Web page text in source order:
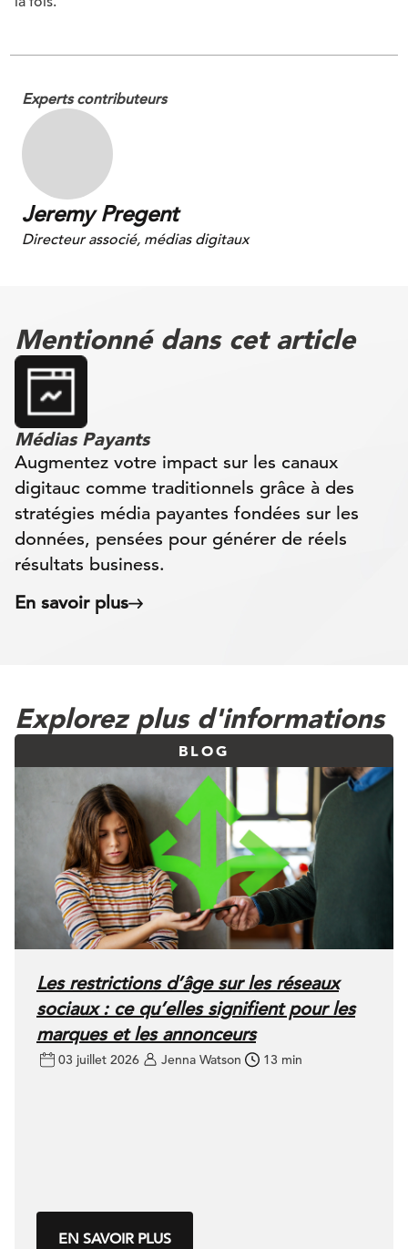
Experts contributeurs
Jeremy Pregent
Directeur associé, médias digitaux
Mentionné dans cet article
Médias Payants
Augmentez votre impact sur les canaux
digitauc comme traditionnels grâce à des
stratégies média payantes fondées sur les
données, pensées pour générer de réels
résultats business.
En savoir plus
Explorez plus d'informations
BLOG
Les restrictions d’âge sur les réseaux
sociaux : ce qu’elles signifient pour les
marques et les annonceurs
03 juillet 2026 Jenna Watson 13 min
EN SAVOIR PLUS